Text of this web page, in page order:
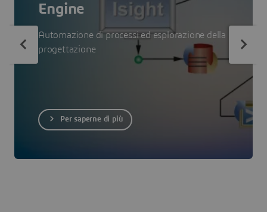
Engine
Automazione di processi ed esplorazione della
progettazione
Per saperne di più